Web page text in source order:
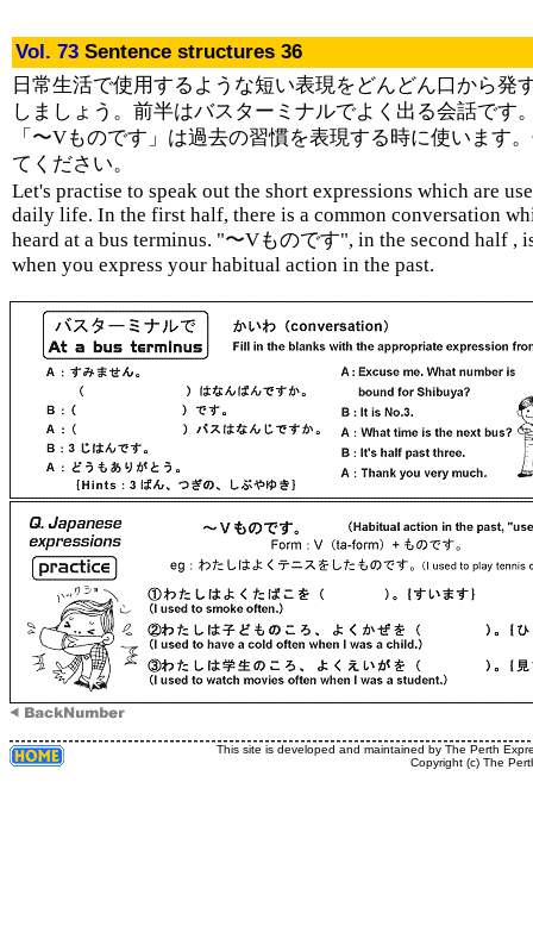
Vol. 73 Sentence structures 36
日常生活で使用するような短い表現をどんどん口から発
しましょう。前半はバスターミナルでよく出る会話です
「〜Vものです」は過去の習慣を表現する時に使います
てください。
Let's practise to speak out the short expressions which are
daily life. In the first half, there is a common conversation
heard at a bus terminus. "〜Vものです", in the second half ,
when you express your habitual action in the past.
This site is developed and maintained by The Perth
Copyright (c) The